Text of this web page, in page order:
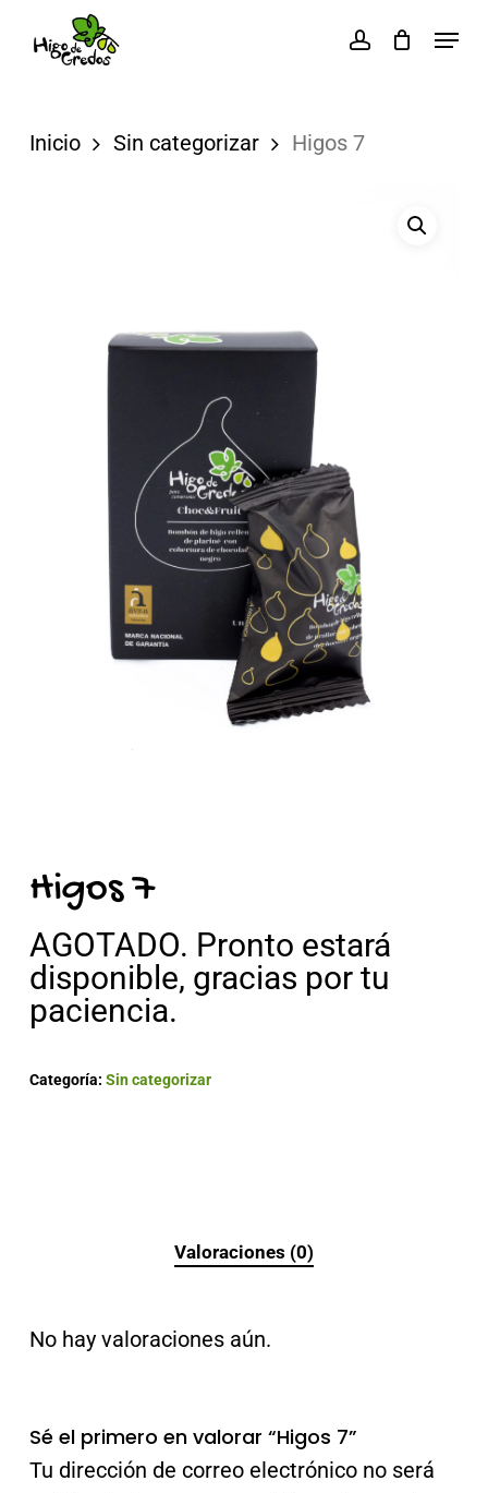
content
account
Menu
Inicio Sin categorizar Higos 7
Higos 7
AGOTADO. Pronto estará
disponible, gracias por tu
paciencia.
Categoría: Sin categorizar
Valoraciones (0)
No hay valoraciones aún.
Sé el primero en valorar “Higos 7”
Tu dirección de correo electrónico no será